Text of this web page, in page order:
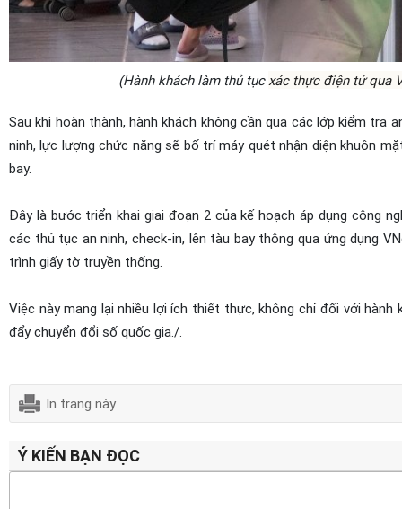
(Hành khách làm thủ tụcxác thực điện tử qua
Sau khi hoàn thành, hành khách không cần qua các lớp kiểm tra
ninh, lực lượng chức năng sẽ bố trí máy quét nhận diện khuôn
bay.
Đây là bước triển khai giai đoạn 2 của kế hoạch áp dụng công
các thủ tục an ninh, check-in, lên tàu bay thông qua ứng dụng
trình giấy tờ truyền thống.
Việc này mang lại nhiều lợi ích thiết thực, không chỉ đối với hành
đẩy chuyển đổi số quốc gia./.
In trang này
Ý KIẾN BẠN ĐỌC